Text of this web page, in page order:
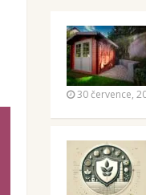
30 července,